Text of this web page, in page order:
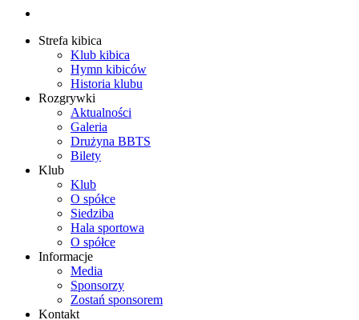
Strefa kibica
Klub kibica
Hymn kibiców
Historia klubu
Rozgrywki
Aktualności
Galeria
Drużyna BBTS
Bilety
Klub
Klub
O spółce
Siedziba
Hala sportowa
O spółce
Informacje
Media
Sponsorzy
Zostań sponsorem
Kontakt